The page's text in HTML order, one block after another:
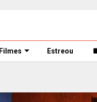
Filmes Estreou